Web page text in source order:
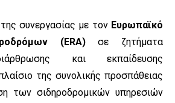
συνεργασίας με τον Ευρωπαϊκό
(ERA)σε ζητήματα
και εκπαίδευσης
της συνολικής προσπάθειας
των σιδηροδρομικών υπηρεσιών